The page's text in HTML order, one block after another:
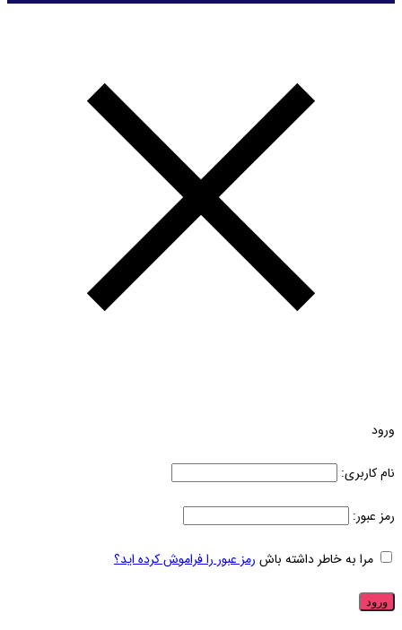
ورود
نام کاربری:
رمز عبور:
مرا به خاطر داشته باش رمز عبور را فراموش کرده اید؟